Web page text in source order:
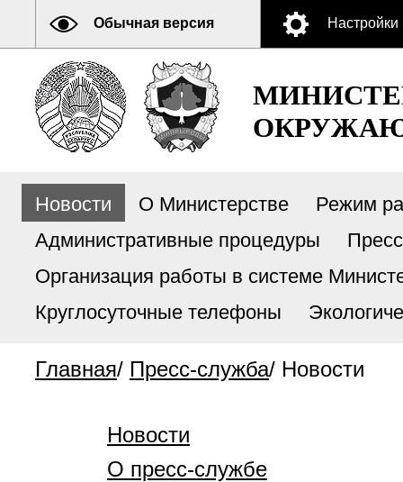
Обычная версия Настройки
Новости О Министерстве
Режим
Административные процедуры
Организация работы в системе
Круглосуточные телефоны
Главная/ Пресс-служба/ Новости
Новости
О пресс-службе